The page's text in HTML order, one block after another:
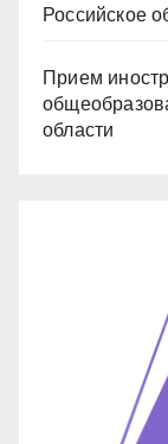
Российское
Прием
области